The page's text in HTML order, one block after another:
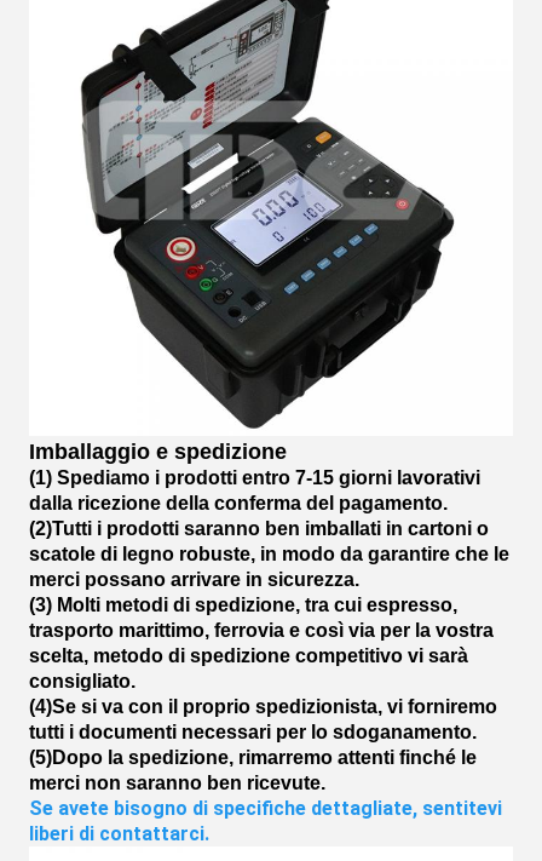
Imballaggio e spedizione
(1) Spediamo i prodotti entro 7-15 giorni lavorativi
dalla ricezione della conferma del pagamento.
(2)Tutti i prodotti saranno ben imballati in cartoni o
scatole di legno robuste, in modo da garantire che le
merci possano arrivare in sicurezza.
(3) Molti metodi di spedizione, tra cui espresso,
trasporto marittimo, ferrovia e così via per la vostra
scelta, metodo di spedizione competitivo vi sarà
consigliato.
(4)Se si va con il proprio spedizionista, vi forniremo
tutti i documenti necessari per lo sdoganamento.
(5)Dopo la spedizione, rimarremo attenti finché le
merci non saranno ben ricevute.
Se avete bisogno di specifiche dettagliate, sentitevi
liberi di contattarci.